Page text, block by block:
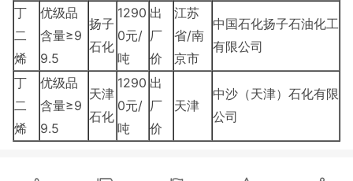
丁
二
烯
优级品
含量≥9
9.5
扬子
石化
1290
0元/
吨
出
厂
价
江苏
省/南
京市
中国石化扬子石油化工
有限公司
丁
二
烯
优级品
含量≥9
9.5
天津
石化
1290
0元/
吨
出
厂
价
天津
中沙（天津）石化有限
公司